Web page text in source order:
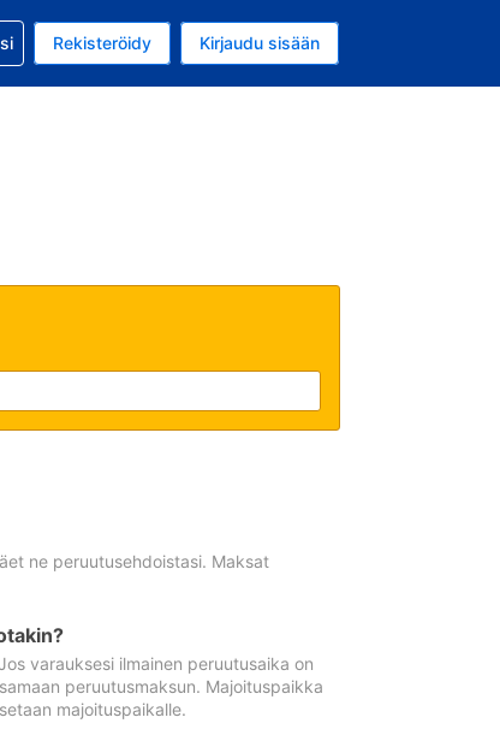
Rekisteröidy Kirjaudu sisään
ne peruutusehdoistasi. Maksat
varauksesi ilmainen peruutusaika on
peruutusmaksun. Majoituspaikka
majoituspaikalle.